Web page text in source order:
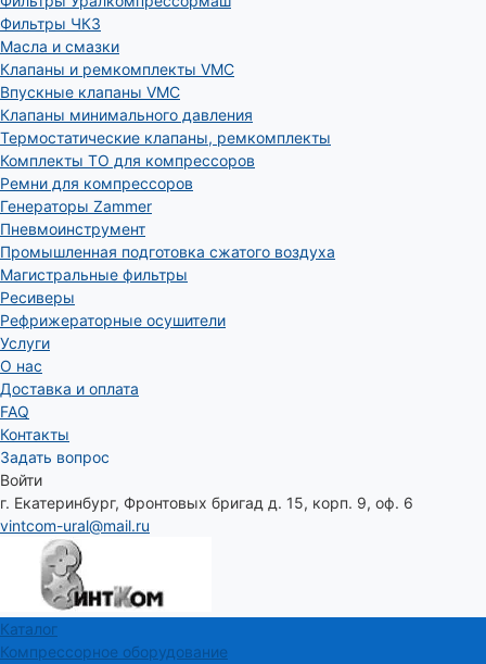
Фильтры ЧКЗ
Масла и смазки
Клапаны и ремкомплекты VMC
Впускные клапаны VMC
Клапаны минимального давления
Термостатические клапаны, ремкомплекты
Комплекты ТО для компрессоров
Ремни для компрессоров
Генераторы Zammer
Пневмоинструмент
Промышленная подготовка сжатого воздуха
Магистральные фильтры
Ресиверы
Рефрижераторные осушители
Услуги
О нас
Доставка и оплата
FAQ
Контакты
Задать вопрос
Войти
г. Екатеринбург, Фронтовых бригад д. 15, корп. 9, оф. 6
vintcom-ural@mail.ru
Каталог
Компрессорное оборудование